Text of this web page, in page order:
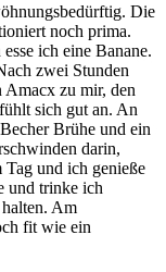
Die
noch prima.
ich eine Banane.
zwei Stunden
Amacx zu mir, den
sich gut an. An
Brühe und ein
darin,
Tag und ich genieße
und trinke ich
Am
fit wie ein